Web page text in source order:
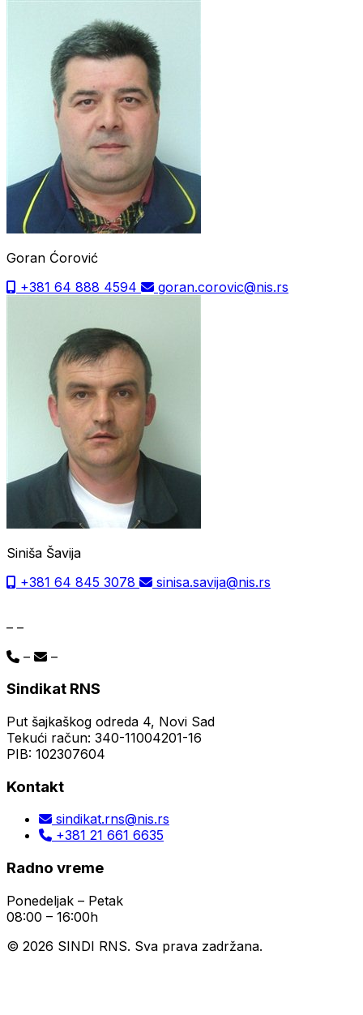
Goran Ćorović
+381 64 888 4594
goran.corovic@nis.rs
Siniša Šavija
+381 64 845 3078
sinisa.savija@nis.rs
– –
–
–
Sindikat RNS
Put šajkaškog odreda 4, Novi Sad
Tekući račun: 340-11004201-16
PIB: 102307604
Kontakt
sindikat.rns@nis.rs
+381 21 661 6635
Radno vreme
Ponedeljak – Petak
08:00 – 16:00h
© 2026 SINDI RNS. Sva prava zadržana.